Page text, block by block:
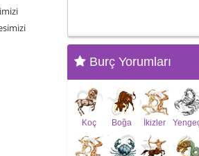
Burç Yorumları
Koç Boğa İkizler